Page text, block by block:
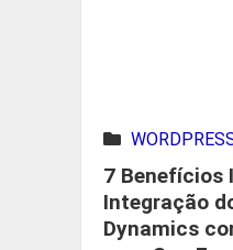
7 Benefícios
Integração
Dynamics